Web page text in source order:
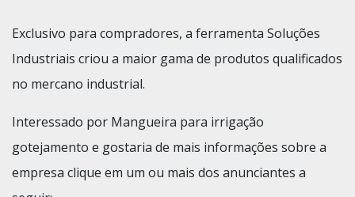
Exclusivo para compradores, a ferramenta Soluções
Industriais criou a maior gama de produtos qualificados
no mercano industrial.
Interessado por Mangueira para irrigação
gotejamento e gostaria de mais informações sobre a
empresa clique em um ou mais dos anunciantes a